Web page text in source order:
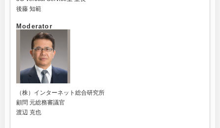
後藤 知範
Moderator
（株）インターネット総合研究所
顧問 元総務審議官
渡辺 克也